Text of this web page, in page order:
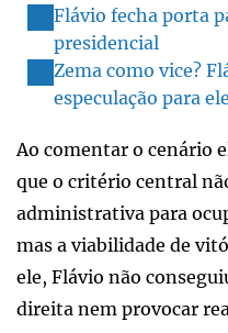
Flávio fecha porta
presidencial
Zema como vice?
especulação para
Ao comentar o cenário
que o critério central
administrativa para
mas a viabilidade de
ele, Flávio não
direita nem provocar